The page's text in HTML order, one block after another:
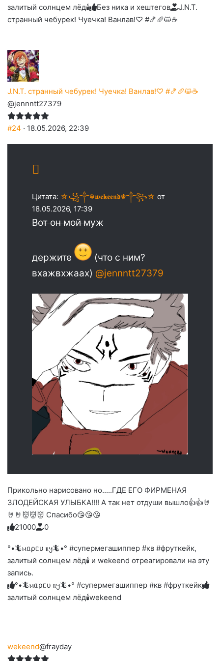
залитый солнцем лёд🕯
Без ника и хештегов
J.N.T.
странный чебурек! Чуечка! Ванлав!♡ #🍤🥖😺☕
J.N.T. странный чебурек! Чуечка! Ванлав!♡ #🍤🥖😺☕
@jennntt27379
#24 · 18.05.2026, 22:39
Цитата: ☆꧁༒☬𝖜𝖊𝖐𝖊𝖊𝖓𝖉☬༒꧂☆ от
18.05.2026, 17:39
Вот он мой муж
держите
(что с ним?
вхажвхжаах) @jennntt27379
Прикольно нарисовано но.....ГДЕ ЕГО ФИРМЕНАЯ
ЗЛОДЕЙСКАЯ УЛЫБКА!!!! А так нет отдуши вышло👍👍🤘
🤘🤘👹👹👹 Спасибо😘😘😘
Голосуйте
вверх.
2
Нажмите
реакцию:
улыбаюсь
1
Нажмите
реакцию:
до
слез
0
Нажмите
реакцию:
печаль
0
Нажмите
реакцию:
плачу
0
Нажмите
благодарю
0
°•🦎ⲙᥲρᥴυ ⲃ𐔤🦎•° #супермегашиппер #кв #фруткейк,
залитый солнцем лёд🕯 и wekeend отреагировали на эту
запись.
°•🦎ⲙᥲρᥴυ ⲃ𐔤🦎•° #супермегашиппер #кв #фруткейк
залитый солнцем лёд🕯wekeend
wekeend@frayday